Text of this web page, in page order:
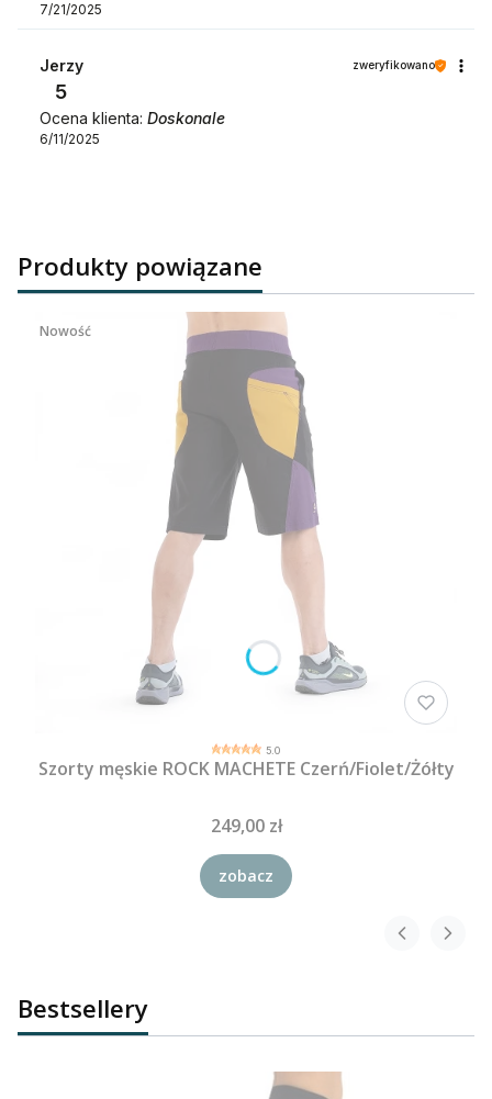
7/21/2025
Jerzy zweryfikowano
5
Ocena klienta: Doskonale
6/11/2025
Produkty powiązane
Nowość
5.0
Szorty męskie ROCK MACHETE Czerń/Fiolet/Żółty
249,00 zł
zobacz
Bestsellery